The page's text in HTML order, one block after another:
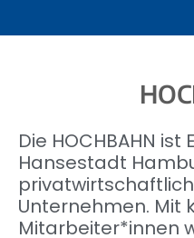
Die HOCHBAHN
Hansestadt
Unternehmen. Mit
Mitarbeiter*innen